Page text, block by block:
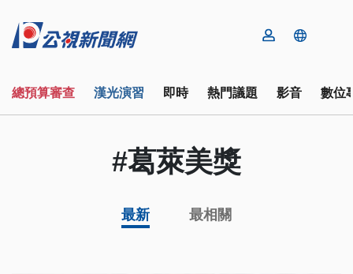
總預算審查 漢光演習 即時 熱門議題 影音 數位
#葛萊美獎
最新 最相關